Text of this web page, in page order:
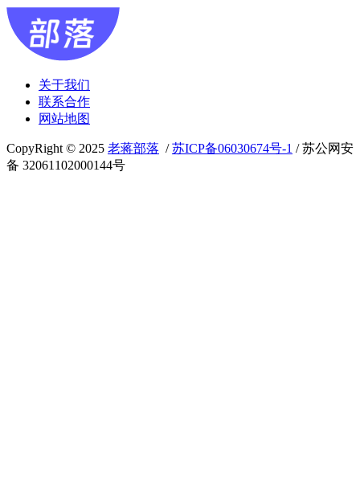
关于我们
联系合作
网站地图
CopyRight © 2025 老蒋部落 /苏ICP备06030674号-1 / 苏公网安
备 32061102000144号